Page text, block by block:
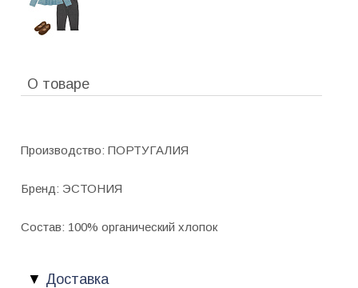
О товаре
Производство: ПОРТУГАЛИЯ
Бренд: ЭСТОНИЯ
Состав: 100% органический хлопок
Доставка